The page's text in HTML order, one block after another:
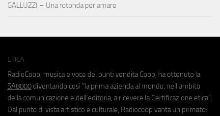
GALLUZZI – Una rotonda per amare
ETICA
RadioCoop, musica e voce dei punti vendita Coop, ha ottenuto la
SA8000 diventando così "la prima azienda al mondo, nell'ambito
della comunicazione e dell'editoria, a ricevere la Certificazione etica".
Dal punto di vista artistico e culturale, Radiocoop vanta un primato: